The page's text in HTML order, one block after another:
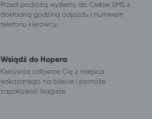
Przed podróżą wyślemy do Ciebie SMS z
dokładną godziną odjazdu i numerem
telefonu kierowcy.
Wsiądź do Hopera
Kierowca odbierze Cię z miejsca
wskazanego na bilecie i pomoże
zapakować bagaże.